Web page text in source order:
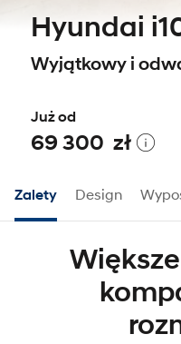
Hyundai
Wyjątkowy i
Już od
69 300 zł
Zalety Design